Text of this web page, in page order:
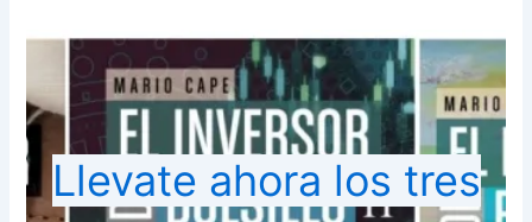
Llevate ahora los tres